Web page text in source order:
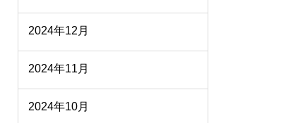
2024年12月
2024年11月
2024年10月